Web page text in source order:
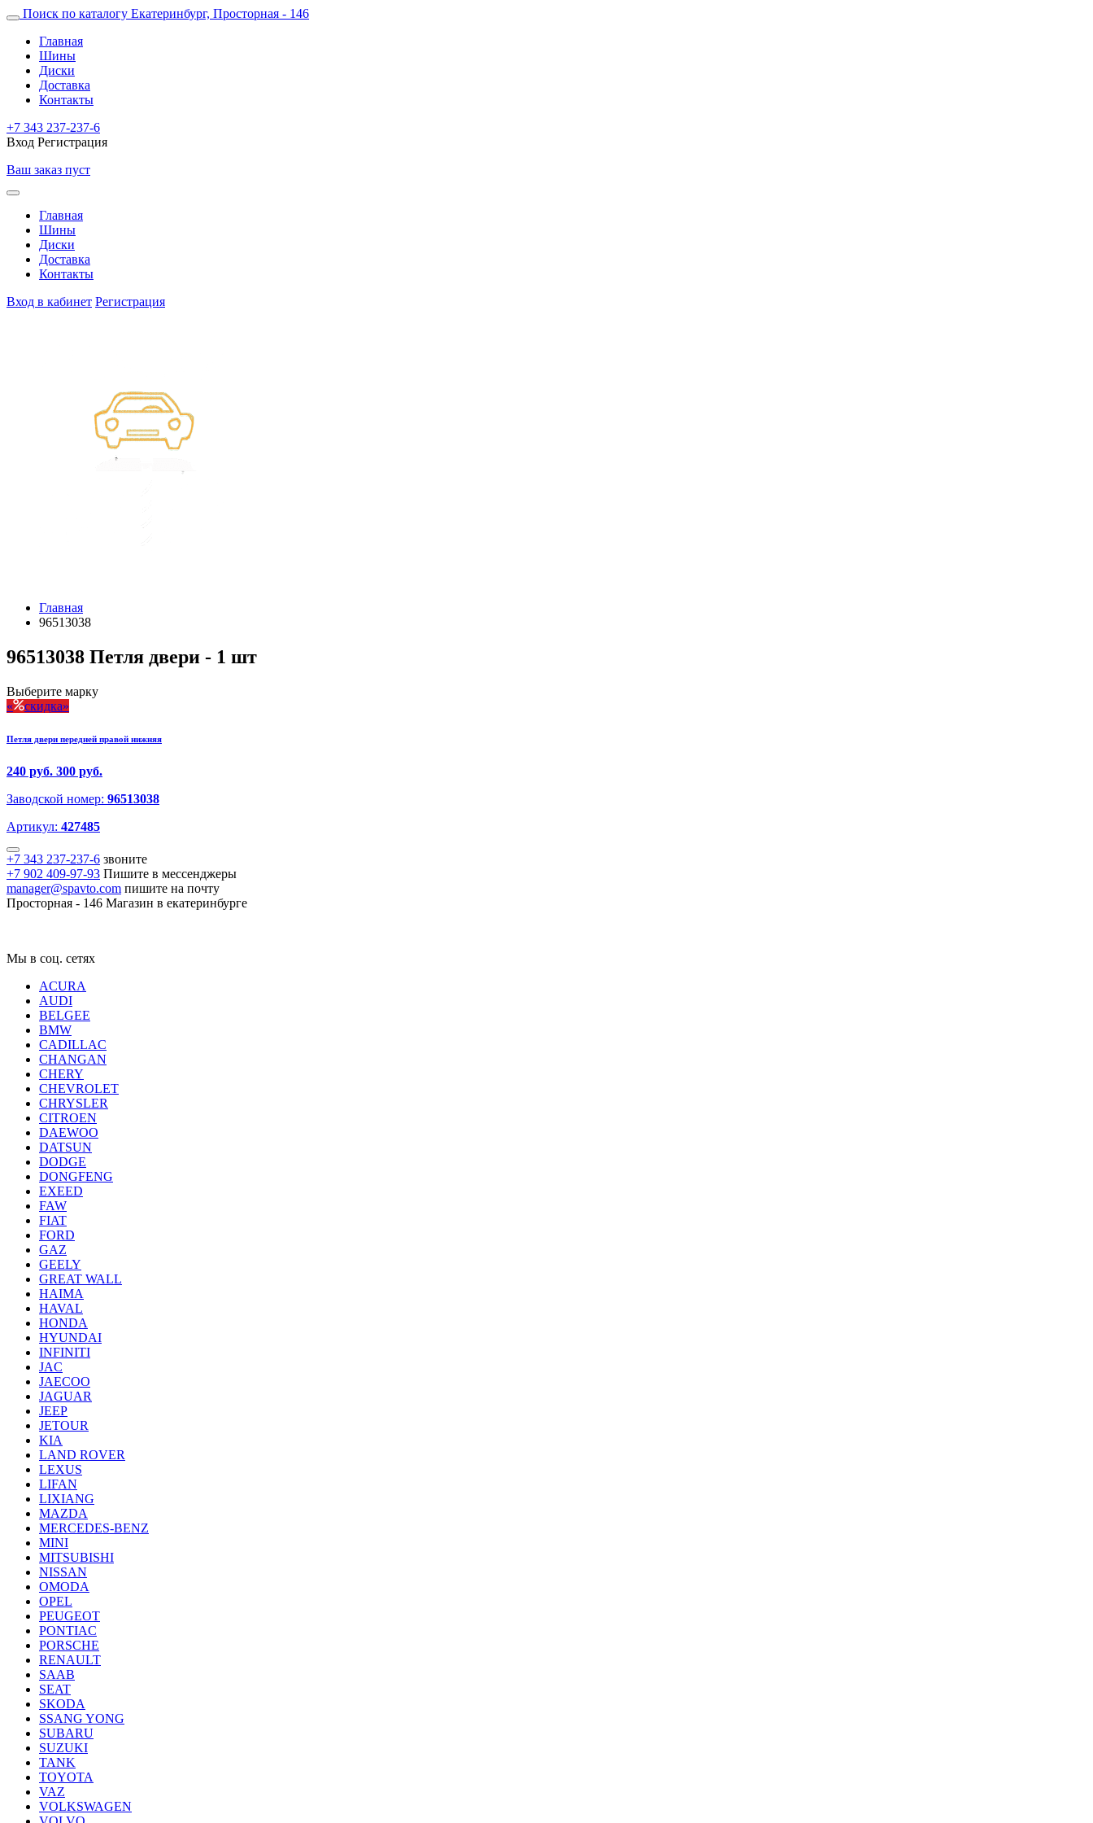
Поиск по каталогу Екатеринбург, Просторная - 146
Главная
Шины
Диски
Доставка
Контакты
+7 343 237-237-6
Вход Регистрация
Ваш заказ пуст
Главная
Шины
Диски
Доставка
Контакты
Вход в кабинет Регистрация
Главная
96513038
96513038 Петля двери - 1 шт
Выберите марку
скидка
Петля двери передней правой нижняя
240 руб. 300 руб.
Заводской номер: 96513038
Артикул: 427485
+7 343 237-237-6 звоните
+7 902 409-97-93 Пишите в мессенджеры
manager@spavto.com пишите на почту
Просторная - 146 Магазин в екатеринбурге
Мы в соц. сетях
ACURA
AUDI
BELGEE
BMW
CADILLAC
CHANGAN
CHERY
CHEVROLET
CHRYSLER
CITROEN
DAEWOO
DATSUN
DODGE
DONGFENG
EXEED
FAW
FIAT
FORD
GAZ
GEELY
GREAT WALL
HAIMA
HAVAL
HONDA
HYUNDAI
INFINITI
JAC
JAECOO
JAGUAR
JEEP
JETOUR
KIA
LAND ROVER
LEXUS
LIFAN
LIXIANG
MAZDA
MERCEDES-BENZ
MINI
MITSUBISHI
NISSAN
OMODA
OPEL
PEUGEOT
PONTIAC
PORSCHE
RENAULT
SAAB
SEAT
SKODA
SSANG YONG
SUBARU
SUZUKI
TANK
TOYOTA
VAZ
VOLKSWAGEN